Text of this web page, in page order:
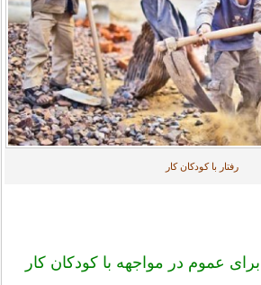
رفتار با کودکان کار
عموم در مواجهه با کودکان کار